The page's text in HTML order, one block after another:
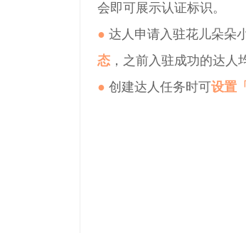
会即可展示认证标识。
● 达人申请入驻花儿朵朵
态 ，之前入驻成功的达人
● 创建达人任务时可设置